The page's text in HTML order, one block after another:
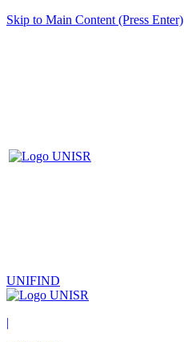
Skip to Main Content (Press Enter)
UNIFIND
|